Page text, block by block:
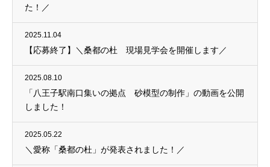
た！／
2025.11.04
【応募終了】＼桑都の杜 現場見学会を開催します／
2025.08.10
「八王子駅南口集いの拠点 砂模型の制作」の動画を公開
しました！
2025.05.22
＼愛称「桑都の杜」が発表されました！／